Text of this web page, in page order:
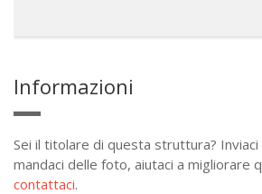
Informazioni
Sei il titolare di questa struttura? Inviaci
mandaci delle foto, aiutaci a migliorare
contattaci.